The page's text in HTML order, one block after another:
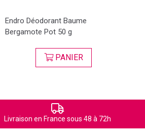
Endro Déodorant Baume
Bergamote Pot 50 g
PANIER
Livraison en France sous 48 à 72h